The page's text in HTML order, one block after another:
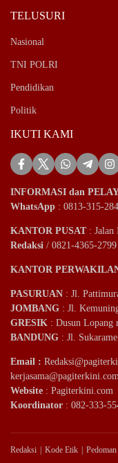
TELUSURI
Nasional
TNI POLRI
Pendidikan
Politik
IKUTI KAMI
INFORMASI dan
WhatsApp : 0813-315-
KANTOR PUSAT: Jalan
Redaksi / 0821-4365-2799
KANTOR
PASURUAN : Jl.
JOMBANG : Jl.
GRESIK : Dusun
BANDUNG : Jl.
Email :
Website : Pagiterkini.com
Koordinator : 082-333-
Redaksi Kode Etik